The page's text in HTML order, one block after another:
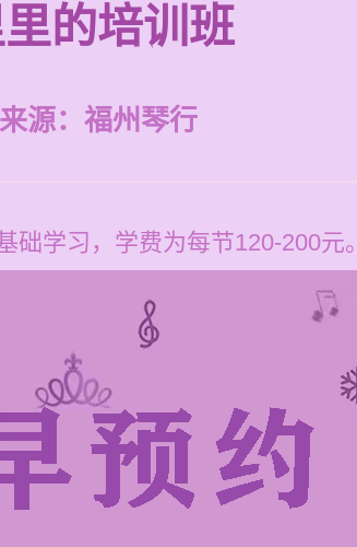
的培训班
来源： 福州琴行
学习，学费为每节120-200元。